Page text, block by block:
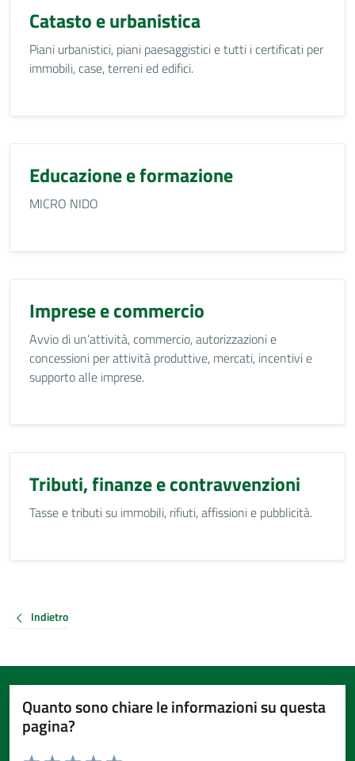
Catasto e urbanistica
Piani urbanistici, piani paesaggistici e tutti i certificati per
immobili, case, terreni ed edifici.
Educazione e formazione
MICRO NIDO
Imprese e commercio
Avvio di un’attività, commercio, autorizzazioni e
concessioni per attività produttive, mercati, incentivi e
supporto alle imprese.
Tributi, finanze e contravvenzioni
Tasse e tributi su immobili, rifiuti, affissioni e pubblicità.
Indietro
Quanto sono chiare le informazioni su questa
pagina?
Valuta da 1 a 5 stelle la pagina